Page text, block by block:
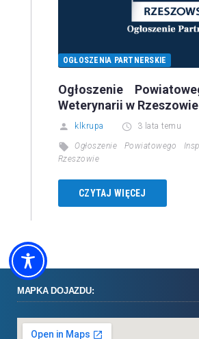
OGŁOSZENIA PARTNERSKIE
Ogłoszenie
Weterynarii w Rzeszowie
klkrupa 3 lata temu
Ogłoszenie Powiatowego
Rzeszowie
CZYTAJ WIĘCEJ
MAPKA DOJAZDU: